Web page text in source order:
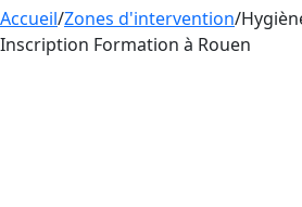
Accueil/Zones d'intervention/
Inscription Formation à Rouen